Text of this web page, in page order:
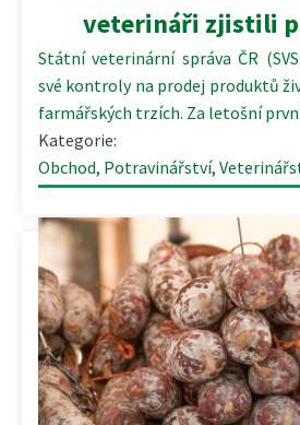
veterináři zjistili
Státní veterinární správa ČR
své kontroly na prodej produktů
farmářských trzích. Za letošní
Kategorie:
Obchod, Potravinářství,